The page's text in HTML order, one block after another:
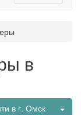
в
в г. Омск